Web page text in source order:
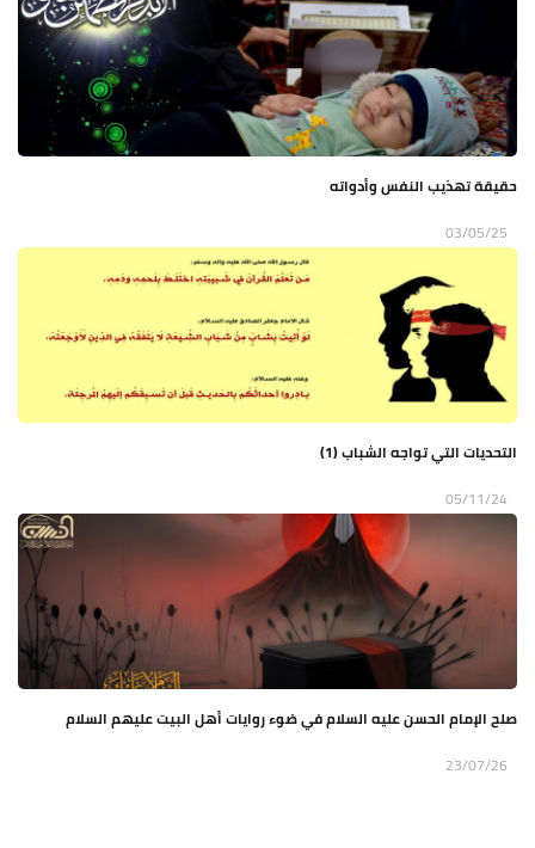
حقيقة تهذيب النفس وأدواته
03/05/25
التحديات التي تواجه الشباب (1)
05/11/24
صلح الإمام الحسن عليه السلام في ضوء روايات أهل البيت عليهم السلام
23/07/26